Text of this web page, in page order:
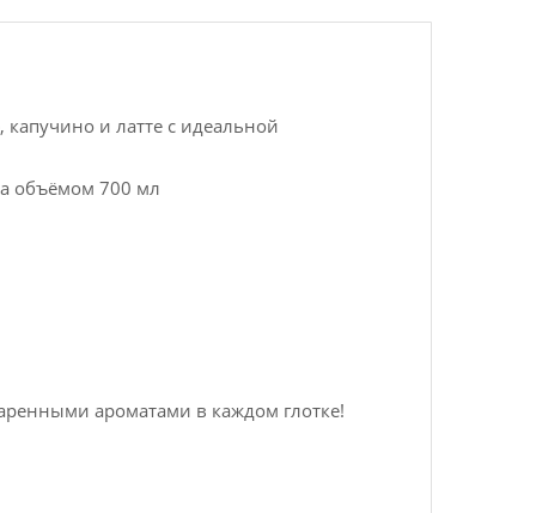
и латте с идеальной
объёмом 700 мл
ароматами в каждом глотке!